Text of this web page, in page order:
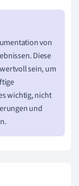
von
Diese
sein, um
wichtig, nicht
und